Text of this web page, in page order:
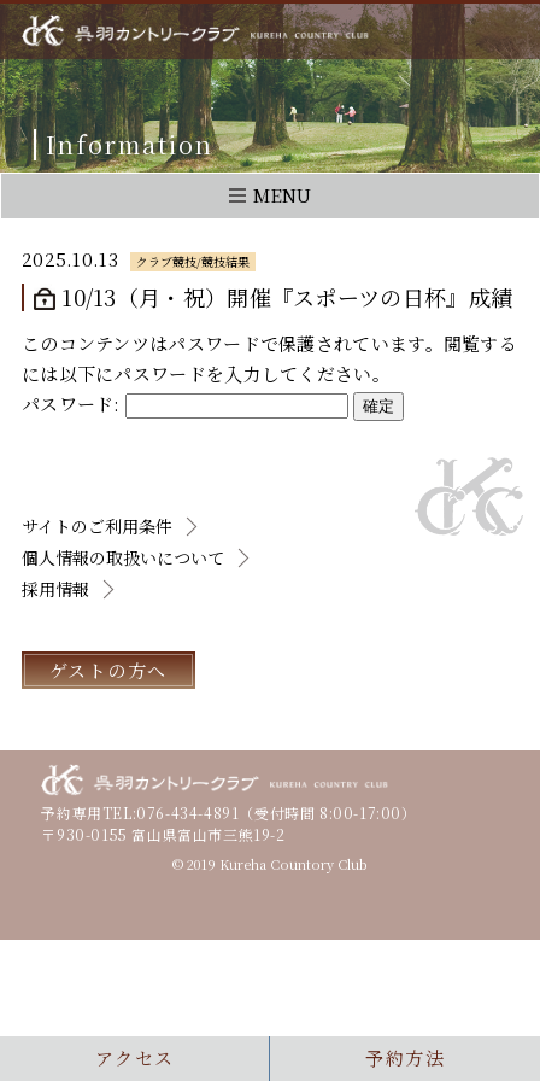
Information
MENU
2025.10.13 クラブ競技/競技結果
10/13（月・祝）開催『スポーツの日杯』成績
このコンテンツはパスワードで保護されています。閲覧する
には以下にパスワードを入力してください。
パスワード:
サイトのご利用条件
個人情報の取扱いについて
採用情報
ゲストの方へ
予約専用TEL:076-434-4891 （受付時間 8:00-17:00）
〒930-0155 富山県富山市三熊19-2
© 2019 Kureha Countory Club
アクセス 予約方法